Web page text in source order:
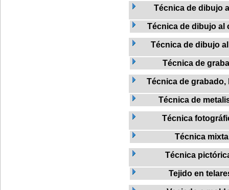
Técnica de dibujo
Técnica de dibujo al
Técnica de dibujo
Técnica de
Técnica de
Técnica de
Técnica
Técnica mixta
Técnica
Tejido en